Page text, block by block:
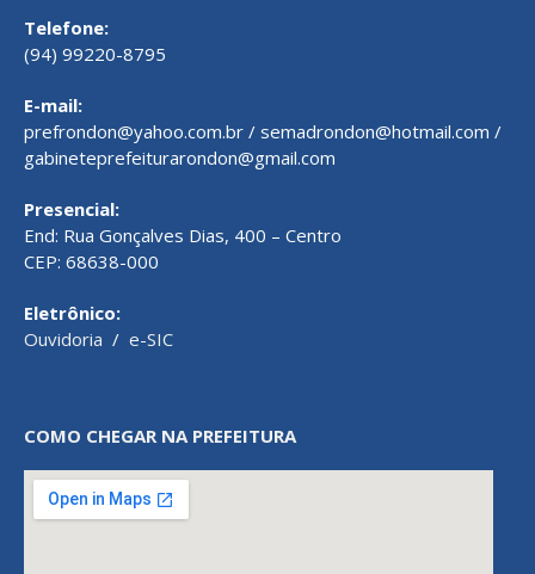
Telefone:
(94) 99220-8795
E-mail:
prefrondon@yahoo.com.br / semadrondon@hotmail.com /
gabineteprefeiturarondon@gmail.com
Presencial:
End: Rua Gonçalves Dias, 400 – Centro
CEP: 68638-000
Eletrônico:
Ouvidoria / e-SIC
COMO CHEGAR NA PREFEITURA